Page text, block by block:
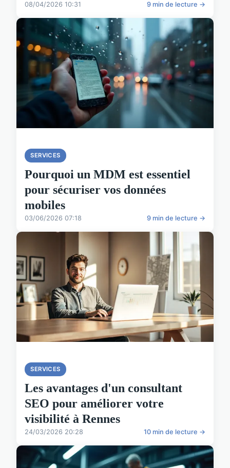
08/04/2026 10:31 9 min de lecture →
SERVICES
Pourquoi un MDM est essentiel
pour sécuriser vos données
mobiles
03/06/2026 07:18 9 min de lecture →
SERVICES
Les avantages d'un consultant
SEO pour améliorer votre
visibilité à Rennes
24/03/2026 20:28 10 min de lecture →